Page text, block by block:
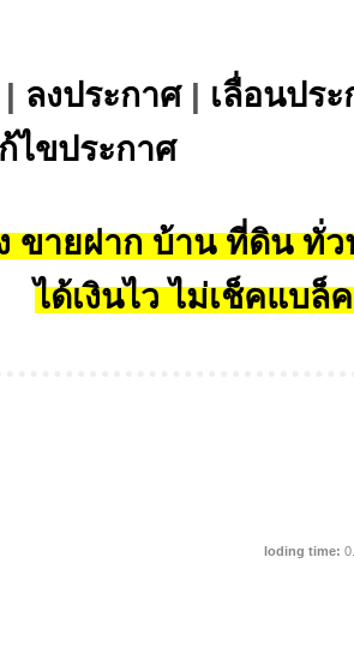
| ลงประกาศ| เลื่อนปร
ไขประกาศ
ขายฝาก บ้าน ที่ดิน ทั่ว
ได้เงินไว ไม่เช็คแบล็
loding time: